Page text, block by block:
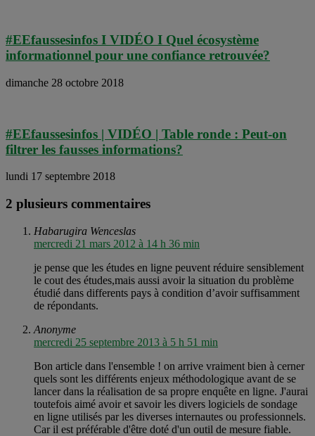
#EEfaussesinfos I VIDÉO I Quel écosystème
informationnel pour une confiance retrouvée?
dimanche 28 octobre 2018
#EEfaussesinfos | VIDÉO | Table ronde : Peut-on
filtrer les fausses informations?
lundi 17 septembre 2018
2 plusieurs commentaires
Habarugira Wenceslas
mercredi 21 mars 2012 à 14 h 36 min
je pense que les études en ligne peuvent réduire sensiblement
le cout des études,mais aussi avoir la situation du problème
étudié dans differents pays à condition d’avoir suffisamment
de répondants.
Anonyme
mercredi 25 septembre 2013 à 5 h 51 min
Bon article dans l'ensemble ! on arrive vraiment bien à cerner
quels sont les différents enjeux méthodologique avant de se
lancer dans la réalisation de sa propre enquête en ligne. J'aurai
toutefois aimé avoir et savoir les divers logiciels de sondage
en ligne utilisés par les diverses internautes ou professionnels.
Car il est préférable d'être doté d'un outil de mesure fiable.